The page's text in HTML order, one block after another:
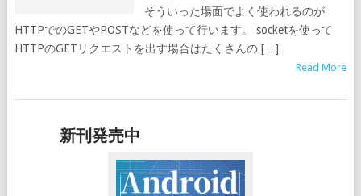
そういった場面でよく使われるのが
HTTPでのGETやPOSTなどを使って行います。 socketを使って
HTTPのGETリクエストを出す場合はたくさんの […]
Read More
新刊発売中